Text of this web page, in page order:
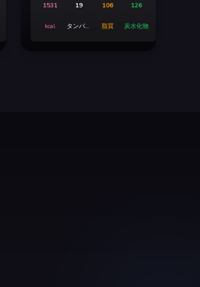
1531
kcal
19
タンパク
106
脂質
126
炭水化物